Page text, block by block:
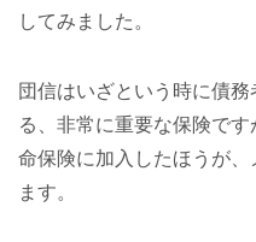
してみました。
団信はいざという時に債
る、非常に重要な保険で
命保険に加入したほうが
ます。